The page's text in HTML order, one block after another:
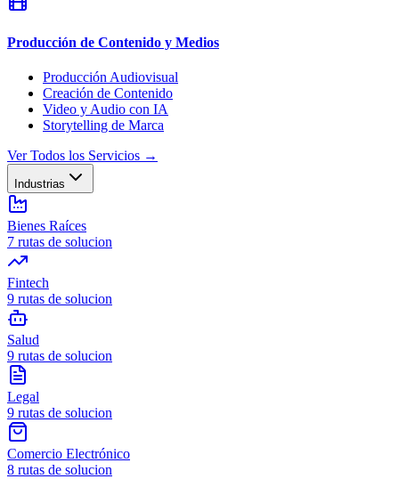
Producción de Contenido y Medios
Producción Audiovisual
Creación de Contenido
Video y Audio con IA
Storytelling de Marca
Ver Todos los Servicios →
Industrias
Bienes Raíces
7 rutas de solucion
Fintech
9 rutas de solucion
Salud
9 rutas de solucion
Legal
9 rutas de solucion
Comercio Electrónico
8 rutas de solucion